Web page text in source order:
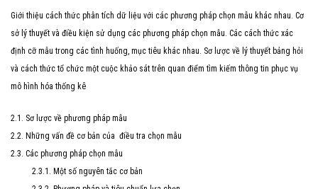
Giới thiệu cách thức phân tích dữ liệu với các phương pháp chọn mẫu khác nhau. Cơ
sở lý thuyết và điều kiện sử dụng các phương pháp chọn mẫu. Các cách thức xác
định cỡ mẫu trong các tình huống, mục tiêu khác nhau. Sơ lược về lý thuyết bảng hỏi
và cách thức tổ chức một cuộc khảo sát trên quan điểm tìm kiếm thông tin phục vụ
mô hình hóa thống kê
2.1. Sơ lược về phương pháp mẫu
2.2. Những vấn đề cơ bản của điều tra chọn mẫu
2.3. Các phương pháp chọn mẫu
2.3.1. Một số nguyên tắc cơ bản